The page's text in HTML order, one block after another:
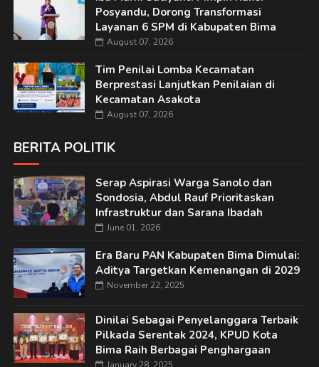
Posyandu, Dorong Transformasi
Layanan 6 SPM di Kabupaten Bima
August 07, 2026
Tim Penilai Lomba Kecamatan
Berprestasi Lanjutkan Penilaian di
Kecamatan Asakota
August 07, 2026
BERITA POLITIK
Serap Aspirasi Warga Sanolo dan
Sondosia, Abdul Rauf Prioritaskan
Infrastruktur dan Sarana Ibadah
June 01, 2026
Era Baru PAN Kabupaten Bima Dimulai:
Aditya Targetkan Kemenangan di 2029
November 22, 2025
Dinilai Sebagai Penyelanggara Terbaik
Pilkada Serentak 2024, KPUD Kota
Bima Raih Berbagai Penghargaan